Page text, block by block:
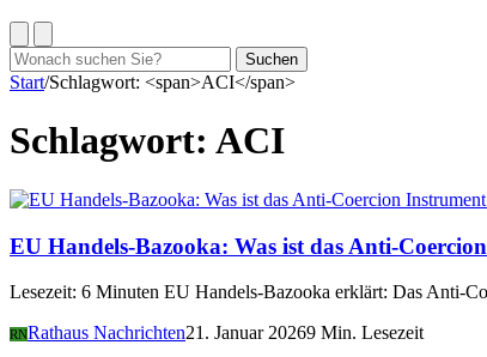
Suchen
nach:
Suchen
Start/Schlagwort: <span>ACI</span>
Schlagwort: ACI
EU Handels-Bazooka: Was ist das Anti-
Lesezeit: 6 Minuten EU Handels-Bazooka erklärt: Das Anti-
RNRathaus Nachrichten21. Januar 20269 Min. Lesezeit